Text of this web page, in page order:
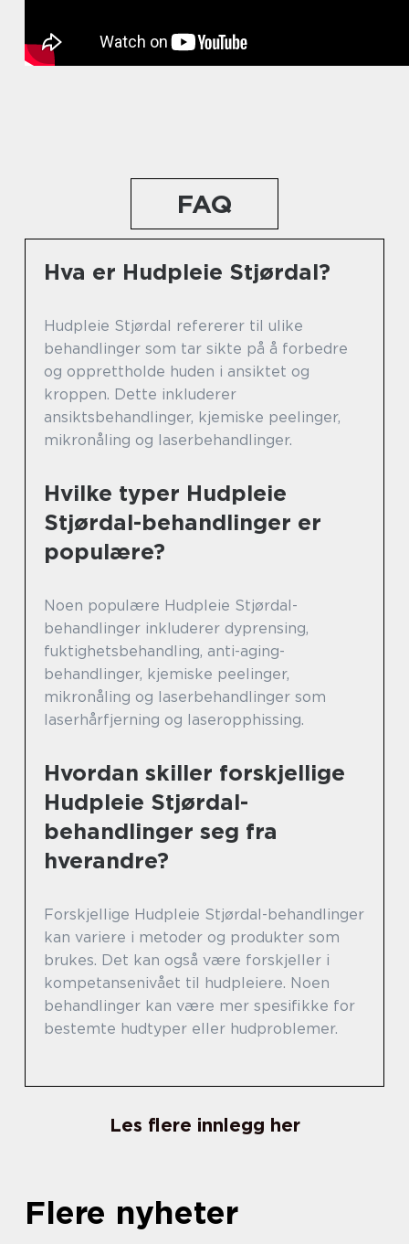
FAQ
Hva er Hudpleie Stjørdal?
Hudpleie Stjørdal refererer til ulike
behandlinger som tar sikte på å forbedre
og opprettholde huden i ansiktet og
kroppen. Dette inkluderer
ansiktsbehandlinger, kjemiske peelinger,
mikronåling og laserbehandlinger.
Hvilke typer Hudpleie
Stjørdal-behandlinger er
populære?
Noen populære Hudpleie Stjørdal-
behandlinger inkluderer dyprensing,
fuktighetsbehandling, anti-aging-
behandlinger, kjemiske peelinger,
mikronåling og laserbehandlinger som
laserhårfjerning og laseropphissing.
Hvordan skiller forskjellige
Hudpleie Stjørdal-
behandlinger seg fra
hverandre?
Forskjellige Hudpleie Stjørdal-behandlinger
kan variere i metoder og produkter som
brukes. Det kan også være forskjeller i
kompetansenivået til hudpleiere. Noen
behandlinger kan være mer spesifikke for
bestemte hudtyper eller hudproblemer.
Les flere innlegg her
Flere nyheter